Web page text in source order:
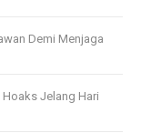
Demi Menjaga
Hoaks Jelang Hari